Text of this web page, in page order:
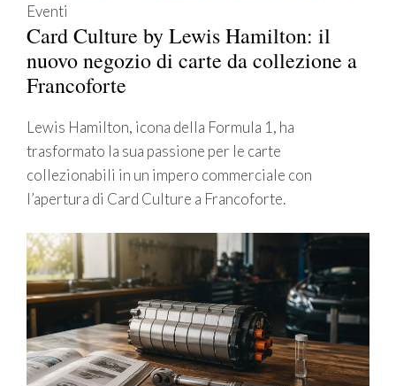
Eventi
Card Culture by Lewis Hamilton: il
nuovo negozio di carte da collezione a
Francoforte
Lewis Hamilton, icona della Formula 1, ha
trasformato la sua passione per le carte
collezionabili in un impero commerciale con
l’apertura di Card Culture a Francoforte.